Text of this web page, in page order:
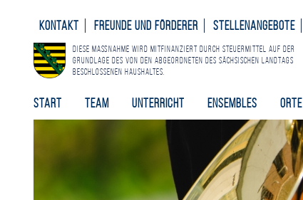
Kontakt Freunde und Förderer Stellenangebote
Diese Maßnahme wird mitfinanziert durch Steuermittel auf der
Grundlage des von den Abgeordneten des Sächsischen Landtags
beschlossenen Haushaltes.
Start Team Unterricht Ensembles Orte